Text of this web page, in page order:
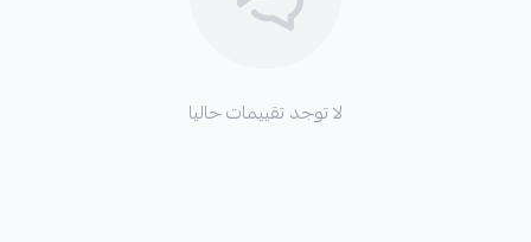
لا توجد تقييمات حاليا